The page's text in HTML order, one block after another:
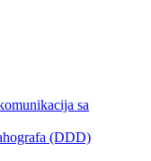
sa
(DDD)